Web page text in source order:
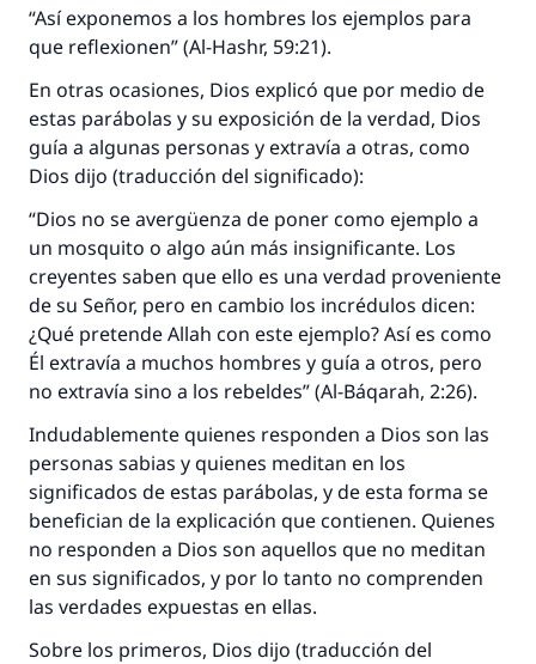
“Así exponemos a los hombres los ejemplos para
que reflexionen” (Al-Hashr, 59:21).
En otras ocasiones, Dios explicó que por medio de
estas parábolas y su exposición de la verdad, Dios
guía a algunas personas y extravía a otras, como
Dios dijo (traducción del significado):
“Dios no se avergüenza de poner como ejemplo a
un mosquito o algo aún más insignificante. Los
creyentes saben que ello es una verdad proveniente
de su Señor, pero en cambio los incrédulos dicen:
¿Qué pretende Allah con este ejemplo? Así es como
Él extravía a muchos hombres y guía a otros, pero
no extravía sino a los rebeldes” (Al-Báqarah, 2:26).
Indudablemente quienes responden a Dios son las
personas sabias y quienes meditan en los
significados de estas parábolas, y de esta forma se
benefician de la explicación que contienen. Quienes
no responden a Dios son aquellos que no meditan
en sus significados, y por lo tanto no comprenden
las verdades expuestas en ellas.
Sobre los primeros, Dios dijo (traducción del
La respuesta no. 110845 salvó un
matrimonio.
Desde la Q hasta la A, su contribución ayuda a
IslamQA.
Profeta ﷺ dijo:
"Una persona que orienta a otros a hacer el
bien obtendrá la misma recompensa que
aquellos que lo realicen."
(MUSLIM, 1893)
Contribuir